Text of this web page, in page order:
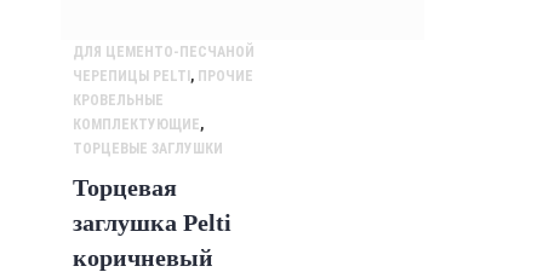
ДЛЯ ЦЕМЕНТО-ПЕСЧАНОЙ
ЧЕРЕПИЦЫ PELTI , ПРОЧИЕ
КРОВЕЛЬНЫЕ
КОМПЛЕКТУЮЩИЕ,
ТОРЦЕВЫЕ ЗАГЛУШКИ
Торцевая
заглушка Pelti
коричневый